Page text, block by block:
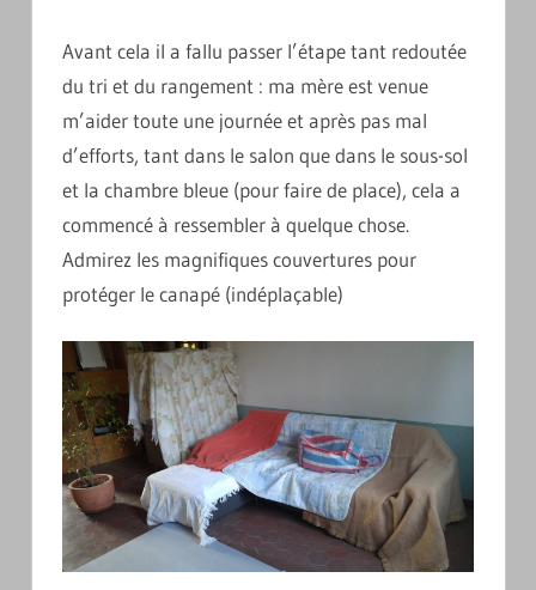
Avant cela il a fallu passer l’étape tant redoutée
du tri et du rangement : ma mère est venue
m’aider toute une journée et après pas mal
d’efforts, tant dans le salon que dans le sous-sol
et la chambre bleue (pour faire de place), cela a
commencé à ressembler à quelque chose.
Admirez les magnifiques couvertures pour
protéger le canapé (indéplaçable)